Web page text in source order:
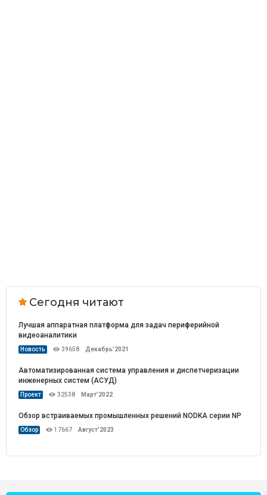
Сегодня читают
Лучшая аппаратная платформа для задач периферийной
видеоаналитики
Новость 39658 Декабрь’2021
Автоматизированная система управления и диспетчеризации
инженерных систем (АСУД)
Проект 32538 Март’2022
Обзор встраиваемых промышленных решений NODKA серии NP
Обзор 17667 Август’2023